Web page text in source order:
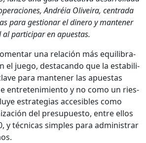
Andréia Oliveira, cen­tra­da
para ges­tionar el dinero y man­ten­er
par­tic­i­par en apues­tas.
una relación más equi­li­bra­
el juego, desta­can­do que la esta­bil­i­
para man­ten­er las apues­tas
entreten­imien­to y no como un ries­
estrate­gias acce­si­bles como
del pre­supuesto, entre ellos
y téc­ni­cas sim­ples para admin­is­trar